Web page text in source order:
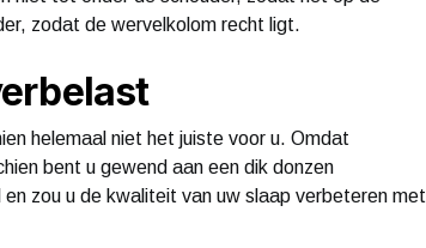
zodat de wervelkolom recht ligt.
helemaal niet het juiste voor u. Omdat
bent u gewend aan een dik donzen
zou u de kwaliteit van uw slaap verbeteren met